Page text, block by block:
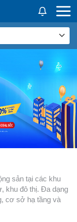
sản tại các khu
khu đô thị. Đa dạng
cơ sở hạ tầng và